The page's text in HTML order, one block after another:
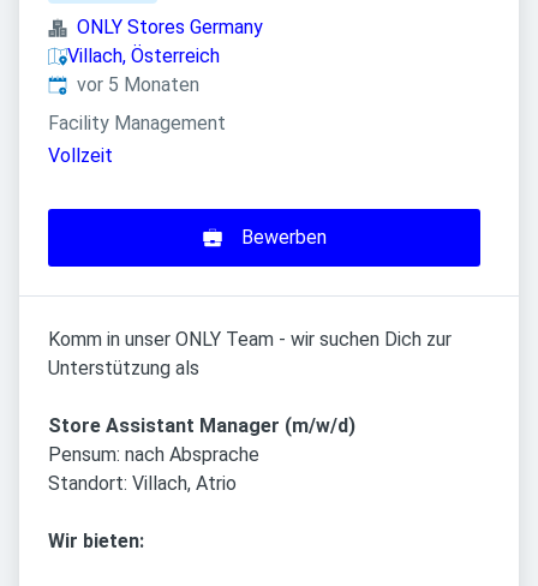
ONLY Stores Germany
Villach, Österreich
Veröffentlicht:
vor 5 Monaten
Facility Management
Vollzeit
Bewerben
Komm in unser ONLY Team - wir suchen Dich zur
Unterstützung als
Store Assistant Manager (m/w/d)
Pensum: nach Absprache
Standort: Villach, Atrio
Wir bieten: